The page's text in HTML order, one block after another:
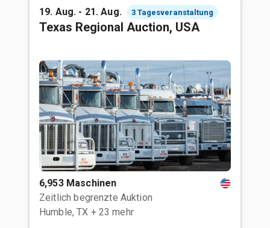
19. Aug. - 21. Aug. 3 Tagesveranstaltung
Texas Regional Auction, USA
6,953 Maschinen
Zeitlich begrenzte Auktion
Humble, TX + 23 mehr